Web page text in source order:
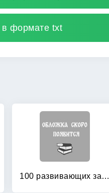
в формате txt
100 развивающих заданий для девочек